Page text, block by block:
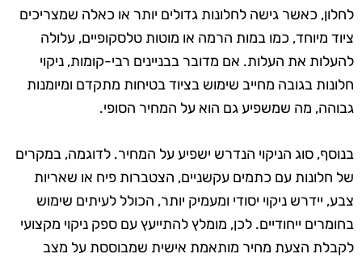
לחלון, כאשר גישה לחלונות גדולים יותר או כאלה שמצריכים
ציוד מיוחד, כמו במות הרמה או מוטות טלסקופיים, עלולה
להעלות את העלות. אם מדובר בבניינים רבי-קומות, ניקוי
חלונות בגובה מחייב שימוש בציוד בטיחות מתקדם ומיומנות
גבוהה, מה שמשפיע גם הוא על המחיר הסופי.
בנוסף, סוג הניקוי הנדרש ישפיע על המחיר. לדוגמה, במקרים
של חלונות עם כתמים עקשניים, הצטברות פיח או שאריות
צבע, יידרש ניקוי יסודי ומעמיק יותר, הכולל לעיתים שימוש
בחומרים ייחודיים. לכן, מומלץ להתייעץ עם ספק ניקוי מקצועי
לקבלת הצעת מחיר מותאמת אישית שמבוססת על מצב